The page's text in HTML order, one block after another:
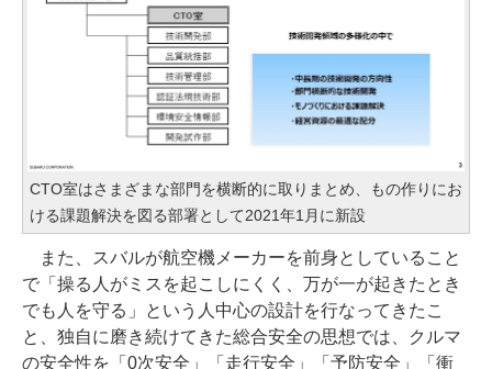
CTO室はさまざまな部門を横断的に取りまとめ、もの作りにお
ける課題解決を図る部署として2021年1月に新設
また、スバルが航空機メーカーを前身としていること
で「操る人がミスを起こしにくく、万が一が起きたとき
でも人を守る」という人中心の設計を行なってきたこ
と、独自に磨き続けてきた総合安全の思想では、クルマ
の安全性を「0次安全」「走行安全」「予防安全」「衝